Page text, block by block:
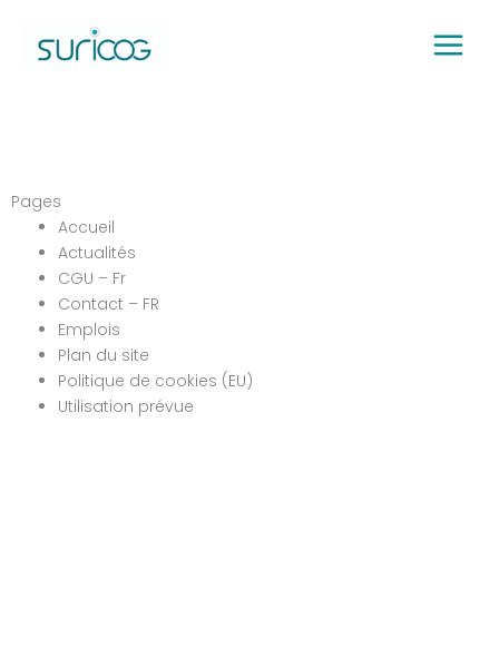
contenu
Pages
Accueil
Actualités
CGU – Fr
Contact – FR
Emplois
Plan du site
Politique de cookies (EU)
Utilisation prévue